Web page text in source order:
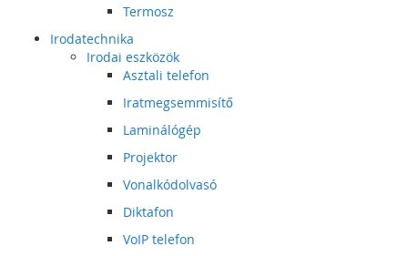
Termosz
Irodatechnika
Irodai eszközök
Asztali telefon
Iratmegsemmisítő
Laminálógép
Projektor
Vonalkódolvasó
Diktafon
VoIP telefon